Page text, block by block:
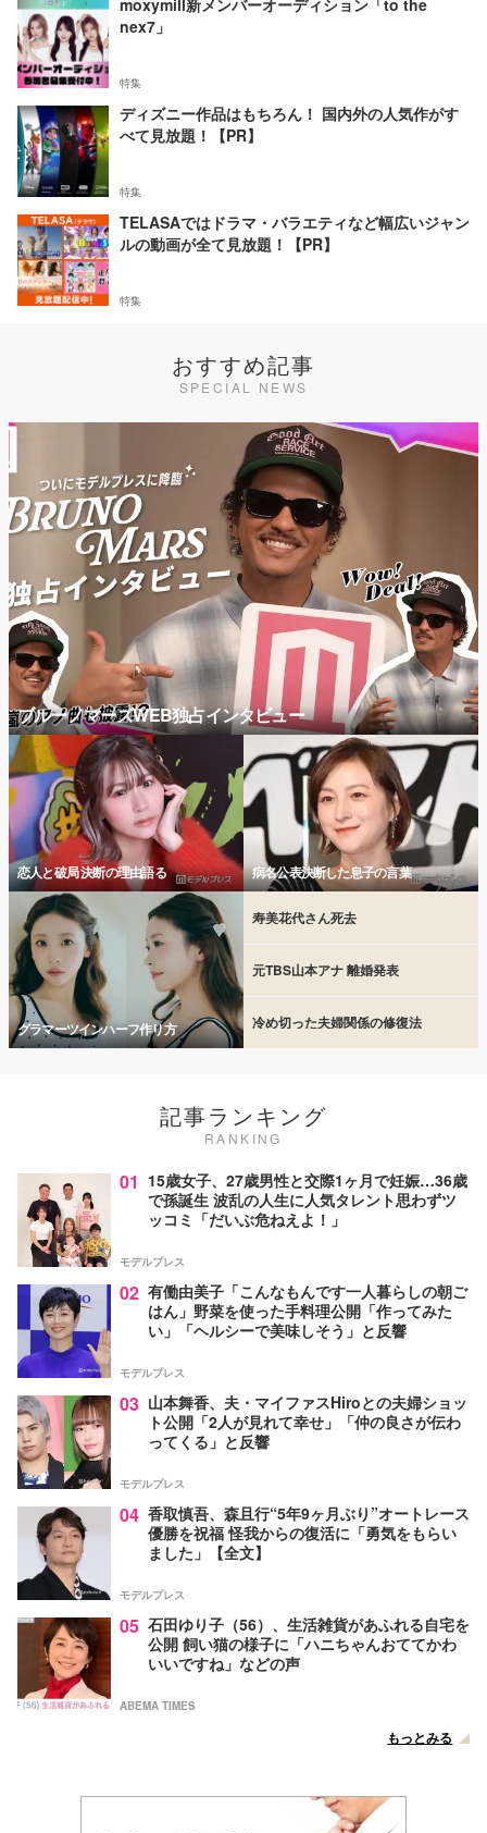
nex7」
特集
ディズニー作品はもちろん！ 国内外の人気作がす
べて見放題！【PR】
特集
TELASAではドラマ・バラエティなど幅広いジャン
ルの動画が全て見放題！【PR】
特集
おすすめ記事
SPECIAL NEWS
ブルーノマーズWEB独占インタビュー
恋人と破局 決断の理由語る 病名公表決断した息子の言葉
グラマーツインハーフ作り方
寿美花代さん死去
元TBS山本アナ 離婚発表
冷め切った夫婦関係の修復法
記事ランキング
RANKING
01 15歳女子、27歳男性と交際1ヶ月で妊娠…36歳
で孫誕生 波乱の人生に人気タレント思わずツ
ッコミ「だいぶ危ねえよ！」
モデルプレス
02 有働由美子「こんなもんです一人暮らしの朝ご
はん」野菜を使った手料理公開「作ってみた
い」「ヘルシーで美味しそう」と反響
モデルプレス
03 山本舞香、夫・マイファスHiroとの夫婦ショッ
ト公開「2人が見れて幸せ」「仲の良さが伝わ
ってくる」と反響
モデルプレス
04 香取慎吾、森且行“5年9ヶ月ぶり”オートレース
優勝を祝福 怪我からの復活に「勇気をもらい
ました」【全文】
モデルプレス
05 石田ゆり子（56）、生活雑貨があふれる自宅を
公開 飼い猫の様子に「ハニちゃんおててかわ
いいですね」などの声
ABEMA TIMES
もっとみる